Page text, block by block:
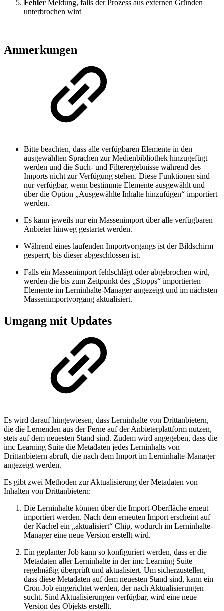
Fehler Meldung, falls der Prozess aus externen Gründen
unterbrochen wird
Anmerkungen
Bitte beachten, dass alle verfügbaren Elemente in den
ausgewählten Sprachen zur Medienbibliothek hinzugefügt
werden und die Such- und Filterergebnisse während des
Imports nicht zur Verfügung stehen. Diese Funktionen sind
nur verfügbar, wenn bestimmte Elemente ausgewählt und
über die Option „Ausgewählte Inhalte hinzufügen“ importiert
werden.
Es kann jeweils nur ein Massenimport über alle verfügbaren
Anbieter hinweg gestartet werden.
Während eines laufenden Importvorgangs ist der Bildschirm
gesperrt, bis dieser abgeschlossen ist.
Falls ein Massenimport fehlschlägt oder abgebrochen wird,
werden die bis zum Zeitpunkt des „Stopps“ importierten
Elemente im Lerninhalte-Manager angezeigt und im nächsten
Massenimportvorgang aktualisiert.
Umgang mit Updates
Es wird darauf hingewiesen, dass Lerninhalte von Drittanbietern,
die die Lernenden aus der Ferne auf der Anbieterplattform nutzen,
stets auf dem neuesten Stand sind. Zudem wird angegeben, dass die
imc Learning Suite die Metadaten jedes Lerninhalts von
Drittanbietern abruft, die nach dem Import im Lerninhalte-Manager
angezeigt werden.
Es gibt zwei Methoden zur Aktualisierung der Metadaten von
Inhalten von Drittanbietern:
Die Lerninhalte können über die Import-Oberfläche erneut
importiert werden. Nach dem erneuten Import erscheint auf
der Kachel ein „aktualisiert“ Chip, wodurch im Lerninhalte-
Manager eine neue Version erstellt wird.
Ein geplanter Job kann so konfiguriert werden, dass er die
Metadaten aller Lerninhalte in der imc Learning Suite
regelmäßig überprüft und aktualisiert. Um sicherzustellen,
dass diese Metadaten auf dem neuesten Stand sind, kann ein
Cron-Job eingerichtet werden, der nach Aktualisierungen
sucht. Sind Aktualisierungen verfügbar, wird eine neue
Version des Objekts erstellt.